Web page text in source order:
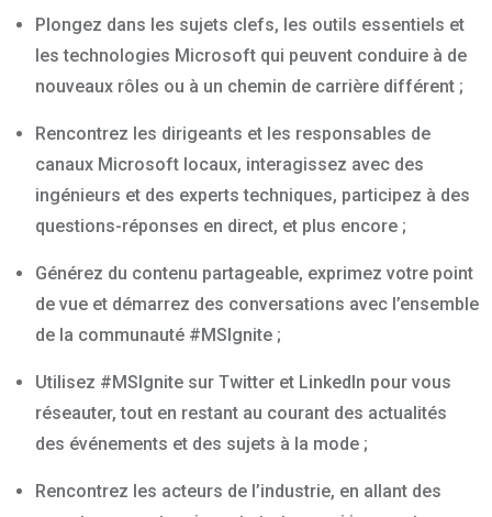
Plongez dans les sujets clefs, les outils essentiels et
les technologies Microsoft qui peuvent conduire à de
nouveaux rôles ou à un chemin de carrière différent ;
Rencontrez les dirigeants et les responsables de
canaux Microsoft locaux, interagissez avec des
ingénieurs et des experts techniques, participez à des
questions-réponses en direct, et plus encore ;
Générez du contenu partageable, exprimez votre point
de vue et démarrez des conversations avec l’ensemble
de la communauté #MSIgnite ;
Utilisez #MSIgnite sur Twitter et LinkedIn pour vous
réseauter, tout en restant au courant des actualités
des événements et des sujets à la mode ;
Rencontrez les acteurs de l’industrie, en allant des